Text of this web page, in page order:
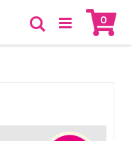
0
Zoeken